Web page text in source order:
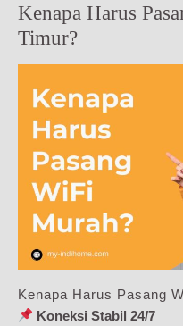
Kenapa Harus
Timur?
Kenapa Harus Pasang
Koneksi Stabil 24/7